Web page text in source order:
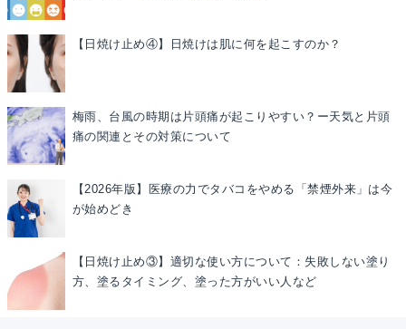
【日焼け止め④】日焼けは肌に何を起こすのか？
梅雨、台風の時期は片頭痛が起こりやすい？ー天気と片頭
痛の関連とその対策について
【2026年版】医療の力でタバコをやめる「禁煙外来」は今
が始めどき
【日焼け止め③】適切な使い方について：失敗しない塗り
方、塗るタイミング、塗った方がいい人など